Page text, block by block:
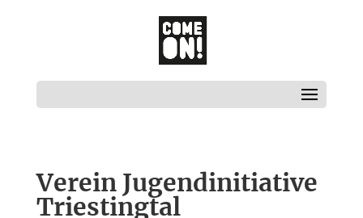
Verein Jugendinitiative
Triestingtal